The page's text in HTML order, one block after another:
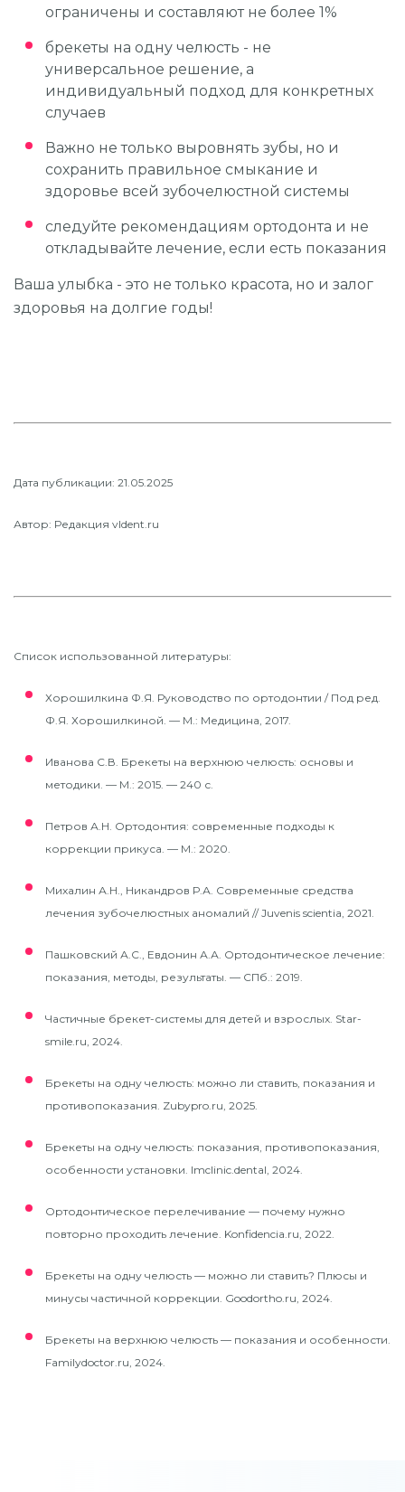
ограничены и составляют не более 1%
брекеты на одну челюсть - не
универсальное решение, а
индивидуальный подход для конкретных
случаев
Важно не только выровнять зубы, но и
сохранить правильное смыкание и
здоровье всей зубочелюстной системы
следуйте рекомендациям ортодонта и не
откладывайте лечение, если есть показания
Ваша улыбка - это не только красота, но и залог
здоровья на долгие годы!
Дата публикации: 21.05.2025
Автор: Редакция vldent.ru
Список использованной литературы:
Хорошилкина Ф.Я. Руководство по ортодонтии / Под ред.
Ф.Я. Хорошилкиной. — М.: Медицина, 2017.
Иванова С.В. Брекеты на верхнюю челюсть: основы и
методики. — М.: 2015. — 240 с.
Петров А.Н. Ортодонтия: современные подходы к
коррекции прикуса. — М.: 2020.
Михалин А.Н., Никандров Р.А. Современные средства
лечения зубочелюстных аномалий // Juvenis scientia, 2021.
Пашковский А.С., Евдонин А.А. Ортодонтическое лечение:
показания, методы, результаты. — СПб.: 2019.
Частичные брекет-системы для детей и взрослых. Star-
smile.ru, 2024.
Брекеты на одну челюсть: можно ли ставить, показания и
противопоказания. Zubypro.ru, 2025.
Брекеты на одну челюсть: показания, противопоказания,
особенности установки. Imclinic.dental, 2024.
Ортодонтическое перелечивание — почему нужно
повторно проходить лечение. Konfidencia.ru, 2022.
Брекеты на одну челюсть — можно ли ставить? Плюсы и
минусы частичной коррекции. Goodortho.ru, 2024.
Брекеты на верхнюю челюсть — показания и особенности.
Familydoctor.ru, 2024.